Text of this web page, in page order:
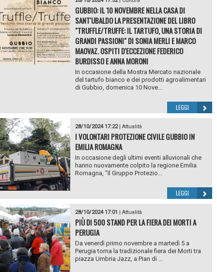
GUBBIO: IL 10 NOVEMBRE NELLA CASA DI
SANT'UBALDO LA PRESENTAZIONE DEL LIBRO
"TRUFFLE/TRUFFE: IL TARTUFO, UNA STORIA DI
GRANDI PASSIONI" DI SONIA MERLI E MARCO
MAOVAZ. OSPITI D'ECCEZIONE FEDERICO
BURDISSO E ANNA MORONI
In occasione della Mostra Mercato nazionale
del tartufo bianco e dei prodotti agroalimentari
di Gubbio, domenica 10 Nove...
LEGGI
28/10/2024 17:22| Attualità
I VOLONTARI PROTEZIONE CIVILE GUBBIO IN
EMILIA ROMAGNA
In occasione degli ultimi eventi alluvionali che
hanno nuovamente colpito la regione Emilia
Romagna, "Il Gruppo Protezio...
LEGGI
28/10/2024 17:01 Attualità
PIÙ DI 500 STAND PER LA FIERA DEI MORTI A
PERUGIA
Da venerdì primo novembre a martedì 5 a
Perugia torna la tradizionale fiera dei Morti tra
piazza Umbria Jazz, a Pian di ...